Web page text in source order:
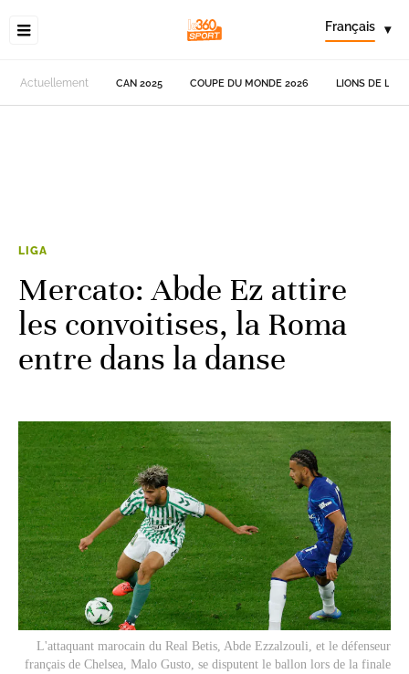
Français ▾
Actuellement CAN 2025 COUPE DU MONDE 2026 LIONS DE
LIGA
Mercato: Abde Ez attire
les convoitises, la Roma
entre dans la danse
L'attaquant marocain du Real Betis, Abde Ezzalzouli, et le défenseur
français de Chelsea, Malo Gusto, se disputent le ballon lors de la finale